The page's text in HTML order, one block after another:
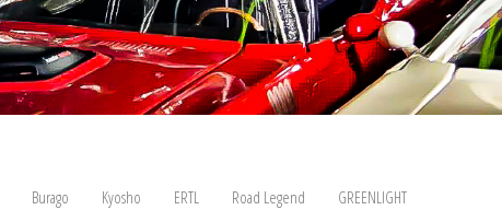
Burago Kyosho ERTL Road Legend GREENLIGHT